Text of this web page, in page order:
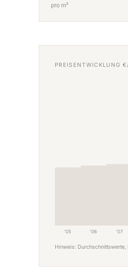
pro m²
PREISENTWICKLUNG
'05 '06 '07
Hinweis: